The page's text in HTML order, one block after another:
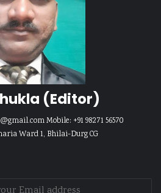
(Editor)
Mobile: +91 98271 56570
Ward 1, Bhilai-Durg CG